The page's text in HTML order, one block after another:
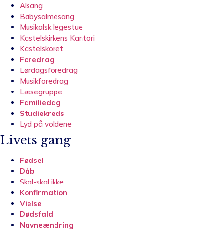
Alsang
Babysalmesang
Musikalsk legestue
Kastelskirkens Kantori
Kastelskoret
Foredrag
Lørdagsforedrag
Musikforedrag
Læsegruppe
Familiedag
Studiekreds
Lyd på voldene
Livets gang
Fødsel
Dåb
Skal-skal ikke
Konfirmation
Vielse
Dødsfald
Navneændring